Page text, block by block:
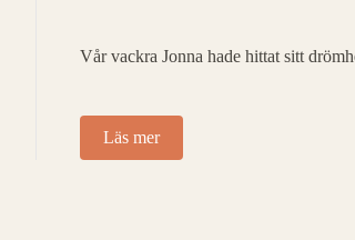
Vår vackra Jonna hade hittat sitt
Läs mer